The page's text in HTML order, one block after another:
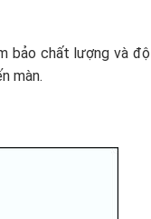
bảo chất lượng và độ
màn.